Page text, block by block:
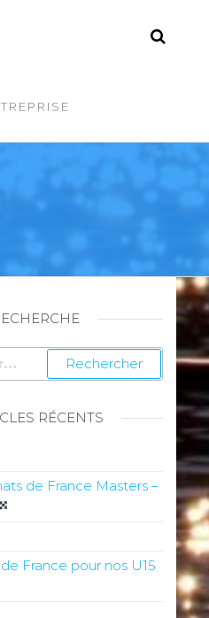
RÉCENTS
de France Masters –
France pour nos U15